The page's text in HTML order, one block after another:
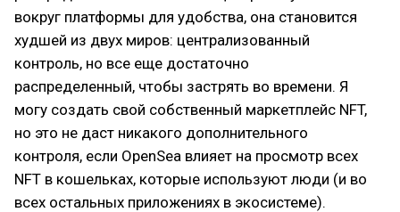
вокруг платформы для удобства, она становится
худшей из двух миров: централизованный
контроль, но все еще достаточно
распределенный, чтобы застрять во времени. Я
могу создать свой собственный маркетплейс NFT,
но это не даст никакого дополнительного
контроля, если OpenSea влияет на просмотр всех
NFT в кошельках, которые используют люди (и во
всех остальных приложениях в экосистеме).